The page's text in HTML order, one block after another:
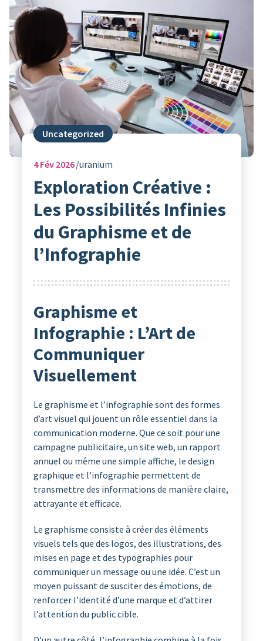
Uncategorized
4Fév 2026 uranium
Exploration Créative :
Les Possibilités Infinies
du Graphisme et de
l’Infographie
Graphisme et
Infographie : L’Art de
Communiquer
Visuellement
Le graphisme et l’infographie sont des formes
d’art visuel qui jouent un rôle essentiel dans la
communication moderne. Que ce soit pour une
campagne publicitaire, un site web, un rapport
annuel ou même une simple affiche, le design
graphique et l’infographie permettent de
transmettre des informations de manière claire,
attrayante et efficace.
Le graphisme consiste à créer des éléments
visuels tels que des logos, des illustrations, des
mises en page et des typographies pour
communiquer un message ou une idée. C’est un
moyen puissant de susciter des émotions, de
renforcer l’identité d’une marque et d’attirer
l’attention du public cible.